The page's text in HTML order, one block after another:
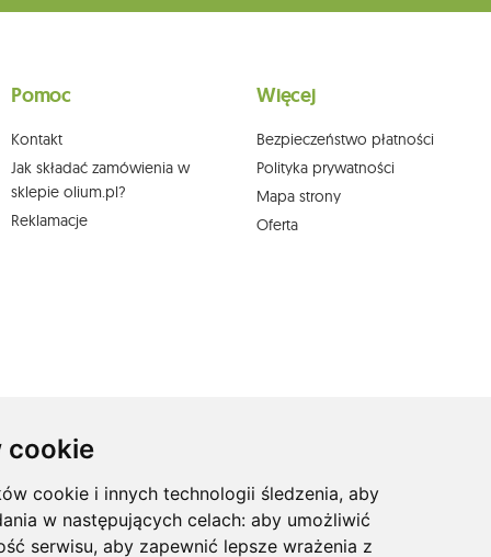
cookie
cookie i innych technologii śledzenia, aby
w następujących celach: aby umożliwić
serwisu, aby zapewnić lepsze wrażenia z
do chwili rezygnacji z subskrypcji.
na adres siedziby.
Pomoc
Kontakt
Jak składać zamówienia w
sklepie olium.pl?
Reklamacje
Więcej
Bezpieczeństwo płatności
Polityka prywatności
Mapa strony
Oferta